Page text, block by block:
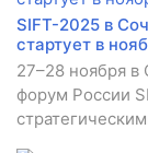
SIFT-2025 в
стартует в
27–28 ноября в
форум России